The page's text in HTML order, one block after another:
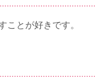
とが好きです。